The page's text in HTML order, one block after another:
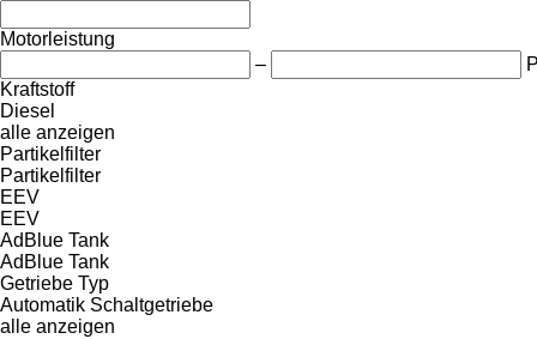
Motorleistung
–
Kraftstoff
Diesel
alle anzeigen
Partikelfilter
Partikelfilter
EEV
EEV
AdBlue Tank
AdBlue Tank
Getriebe Typ
Automatik Schaltgetriebe
alle anzeigen